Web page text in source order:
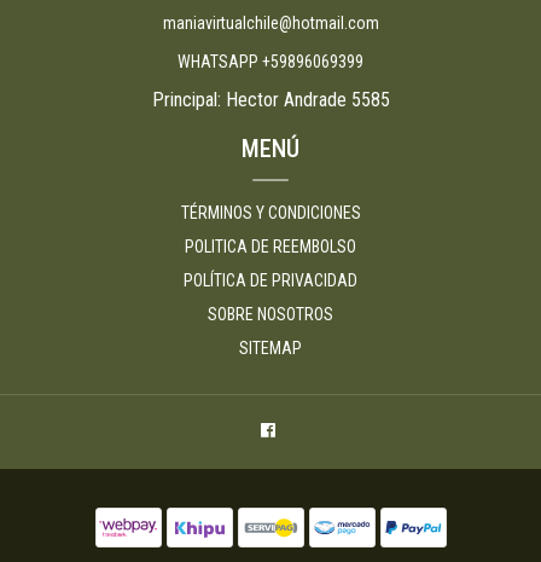
maniavirtualchile@hotmail.com
WHATSAPP +59896069399
Principal: Hector Andrade 5585
MENÚ
TÉRMINOS Y CONDICIONES
POLITICA DE REEMBOLSO
POLÍTICA DE PRIVACIDAD
SOBRE NOSOTROS
SITEMAP